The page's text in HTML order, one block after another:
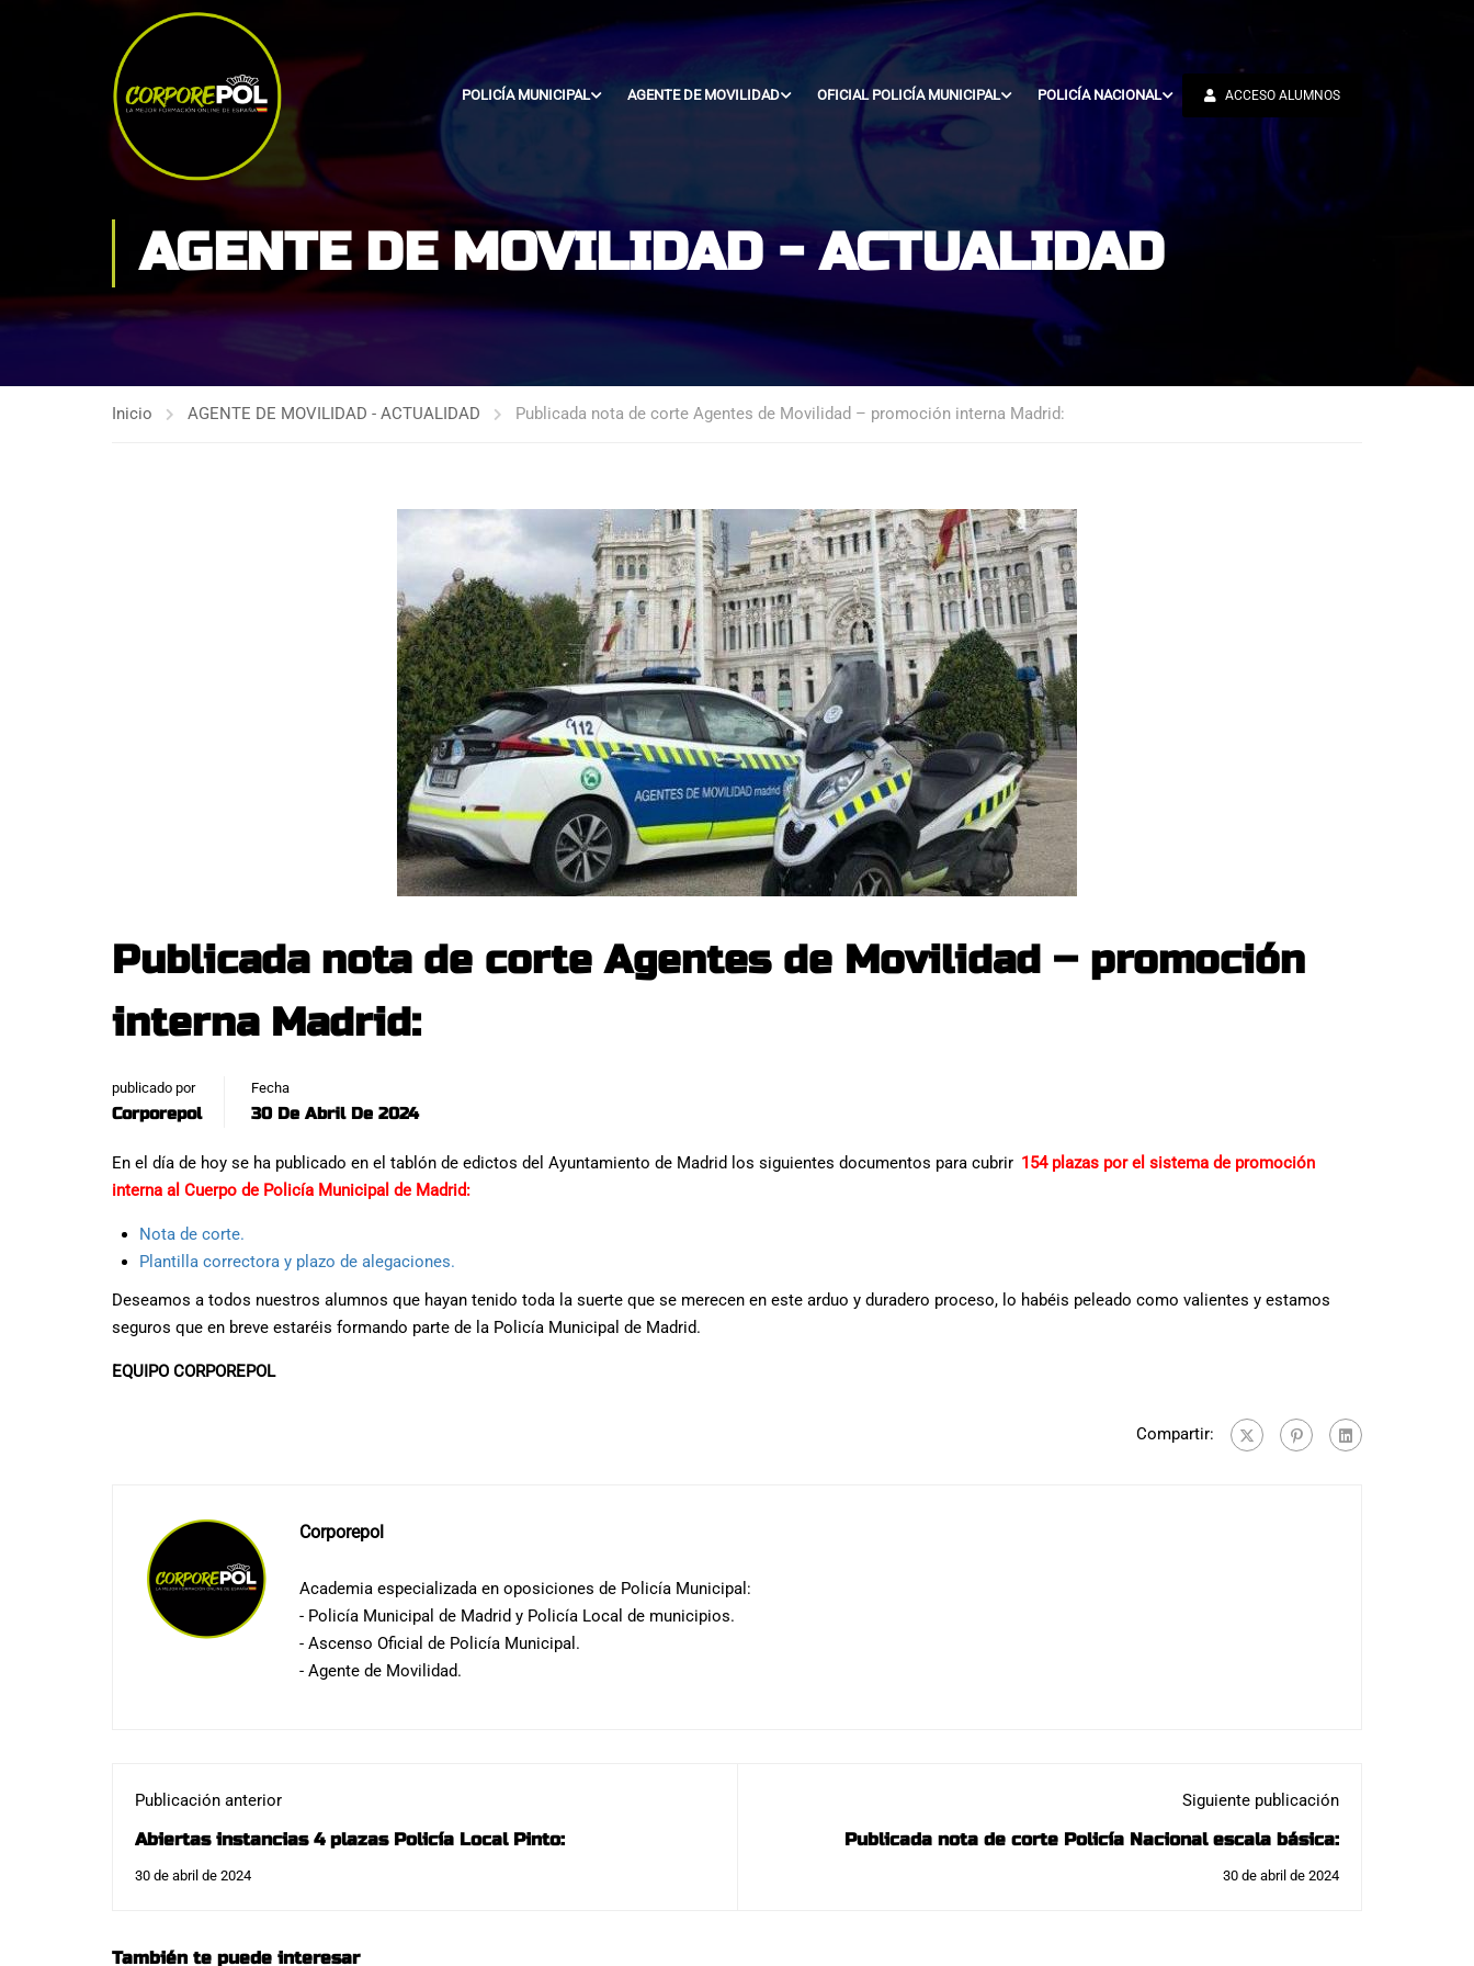
POLICÍA MUNICIPAL AGENTE DE MOVILIDAD OFICIAL POLICÍA MUNICIPAL POLICÍA NACIONAL ACCESO ALUMNOS
AGENTE DE MOVILIDAD - ACTUALIDAD
Inicio AGENTE DE MOVILIDAD - ACTUALIDAD Publicada nota de corte Agentes de Movilidad – promoción interna Madrid:
Publicada nota de corte Agentes de Movilidad – promoción
interna Madrid:
publicado por
Corporepol
Fecha
30 De Abril De 2024
En el día de hoy se ha publicado en el tablón de edictos del Ayuntamiento de Madrid los siguientes documentos para cubrir 154 plazas por el sistema de promoción
interna al Cuerpo de Policía Municipal de Madrid:
Nota de corte.
Plantilla correctora y plazo de alegaciones.
Deseamos a todos nuestros alumnos que hayan tenido toda la suerte que se merecen en este arduo y duradero proceso, lo habéis peleado como valientes y estamos
seguros que en breve estaréis formando parte de la Policía Municipal de Madrid.
EQUIPO CORPOREPOL
Compartir:
Corporepol
Academia especializada en oposiciones de Policía Municipal:
- Policía Municipal de Madrid y Policía Local de municipios.
- Ascenso Oficial de Policía Municipal.
- Agente de Movilidad.
Publicación anterior
Abiertas instancias 4 plazas Policía Local Pinto:
30 de abril de 2024
Siguiente publicación
Publicada nota de corte Policía Nacional escala básica:
30 de abril de 2024
También te puede interesar